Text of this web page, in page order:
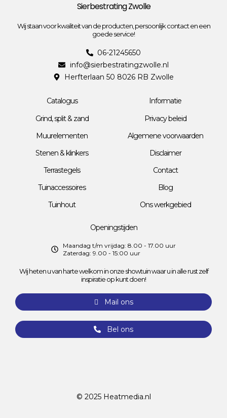
Sierbestrating Zwolle
Wij staan voor kwaliteit van de producten, persoonlijk contact en een
goede service!
06-21245650
info@sierbestratingzwolle.nl
Herfterlaan 50 8026 RB Zwolle
Catalogus
Grind, split & zand
Muurelementen
Stenen & klinkers
Terrastegels
Tuinaccessoires
Tuinhout
Informatie
Privacy beleid
Algemene voorwaarden
Disclaimer
Contact
Blog
Ons werkgebied
Openingstijden
Maandag t/m vrijdag: 8.00 - 17.00 uur
Zaterdag: 9.00 - 15:00 uur
Wij heten u van harte welkom in onze showtuin waar u in alle rust zelf
inspiratie op kunt doen!
Mail ons
Bel ons
© 2025 Heatmedia.nl